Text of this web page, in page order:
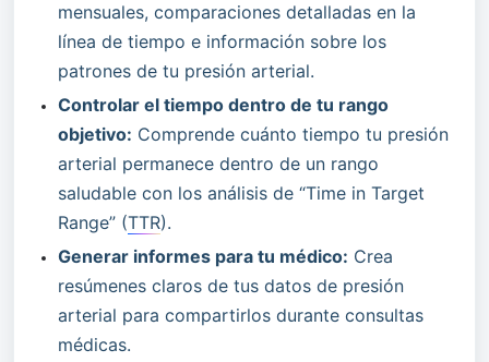
mensuales, comparaciones detalladas en la
línea de tiempo e información sobre los
patrones de tu presión arterial.
Controlar el tiempo dentro de tu rango
objetivo: Comprende cuánto tiempo tu presión
arterial permanece dentro de un rango
saludable con los análisis de “Time in Target
Range” (TTR).
Generar informes para tu médico: Crea
resúmenes claros de tus datos de presión
arterial para compartirlos durante consultas
médicas.